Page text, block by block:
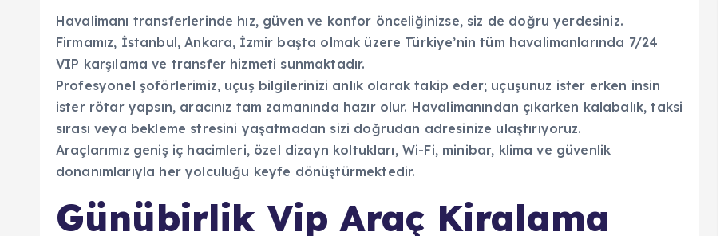
Havalimanı transferlerinde hız, güven ve konfor önceliğinizse, siz de doğru yerdesiniz.
Firmamız, İstanbul, Ankara, İzmir başta olmak üzere Türkiye’nin tüm havalimanlarında 7/24
VIP karşılama ve transfer hizmeti sunmaktadır.
Profesyonel şoförlerimiz, uçuş bilgilerinizi anlık olarak takip eder; uçuşunuz ister erken insin
ister rötar yapsın, aracınız tam zamanında hazır olur. Havalimanından çıkarken kalabalık, taksi
sırası veya bekleme stresini yaşatmadan sizi doğrudan adresinize ulaştırıyoruz.
Araçlarımız geniş iç hacimleri, özel dizayn koltukları, Wi-Fi, minibar, klima ve güvenlik
donanımlarıyla her yolculuğu keyfe dönüştürmektedir.
Günübirlik Vip Araç Kiralama